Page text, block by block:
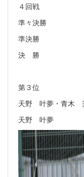
４回戦 ④ー１
準々決勝 ④ー
準決勝 ④ー１
決 勝 ④ー１
第３位
天野 叶夢・青木
天野 叶夢